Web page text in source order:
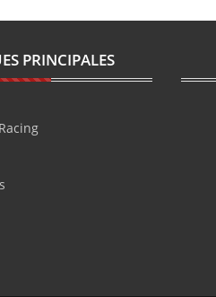
PRINCIPALES